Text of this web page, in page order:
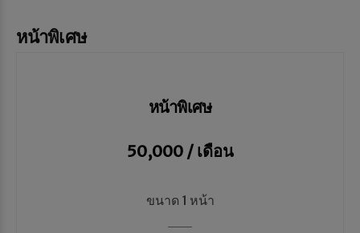
หน้าพิเศษ
หน้าพิเศษ
50,000 / เดือน
ขนาด 1 หน้า